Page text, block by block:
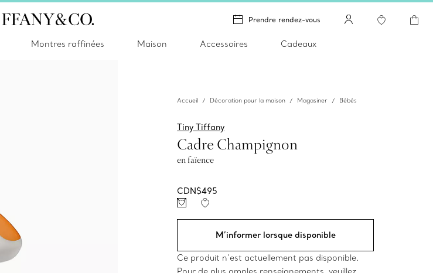
Prendre rendez-vous
Montres raffinées Maison Accessoires Cadeaux
Accueil Décoration pour la maison Magasiner Bébés
Tiny Tiffany
Cadre Champignon
en faïence
CDN$495
M’informer lorsque disponible
Ce produit n’est actuellement pas disponible.